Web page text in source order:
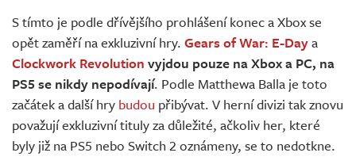
S tímto je podle dřívějšího prohlášení konec a Xbox se
opět zaměří na exkluzivní hry. Gears of War: E-Daya
Clockwork Revolution vyjdou pouze na Xbox a PC, na
PS5 se nikdy nepodívají. Podle Matthewa Balla je toto
začátek a další hry budou přibývat. V herní divizi tak znovu
považují exkluzivní tituly za důležité, ačkoliv her, které
byly již na PS5 nebo Switch 2 oznámeny, se to nedotkne.